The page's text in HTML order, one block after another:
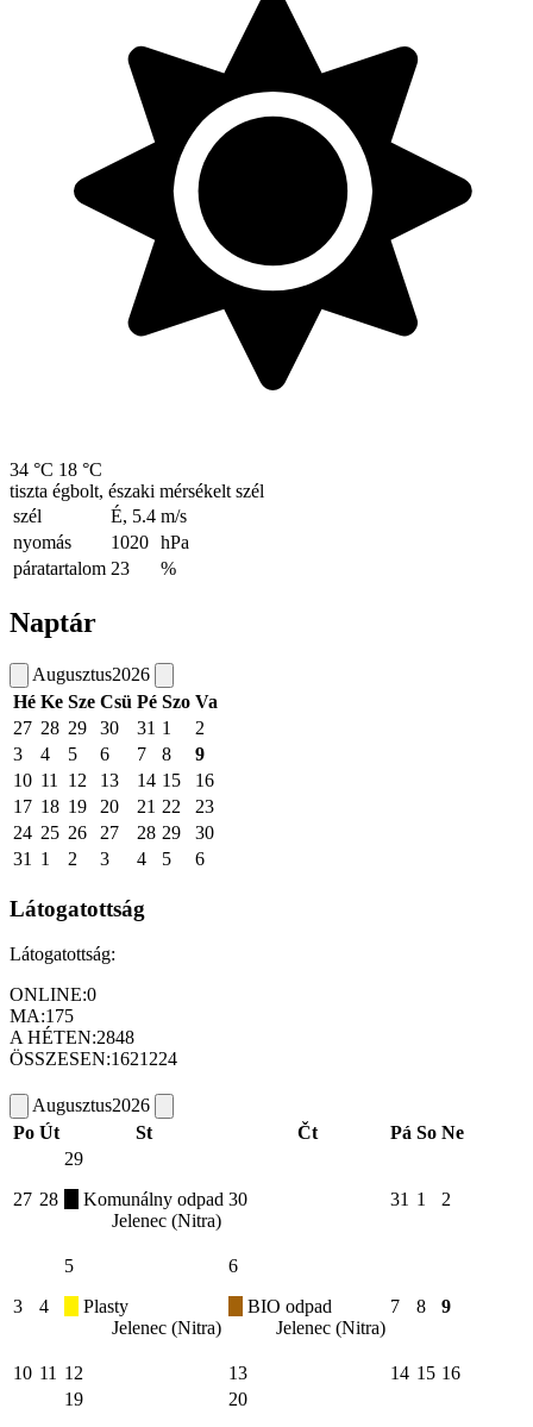
34 °C 18 °C
tiszta égbolt, északi mérsékelt szél
szél
É, 5.4 m/s
nyomás
1020 hPa
páratartalom 23 %
Naptár
Augusztus2026
Hé Ke Sze Csü Pé Szo Va
27 28 29 30 31 1
2
3
4 5 6 7 8
9
10 11 12 13 14 15
16
17 18 19 20 21 22
23
24 25 26 27 28 29
30
31
1 2 3 4 5 6
Látogatottság
Látogatottság:
ONLINE:0
MA:175
A HÉTEN:2848
ÖSSZESEN:1621224
Augusztus2026
Po Út St Čt Pá So Ne
27 28
29
Komunálny odpad
Jelenec (Nitra)
30 31 1 2
3 4
5
Plasty
Jelenec (Nitra)
6
BIO odpad
Jelenec (Nitra)
7 8 9
10 11 12 13 14 15 16
19
20